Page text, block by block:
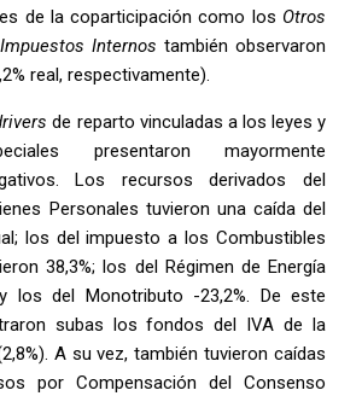
de la coparticipación como los Otros
Impuestos Internos también observaron
real, respectivamente).
de reparto vinculadas a los leyes y
presentaron mayormente
Los recursos derivados del
Personales tuvieron una caída del
los del impuesto a los Combustibles
38,3%; los del Régimen de Energía
los del Monotributo -23,2%. De este
subas los fondos del IVA de la
A su vez, también tuvieron caídas
por Compensación del Consenso